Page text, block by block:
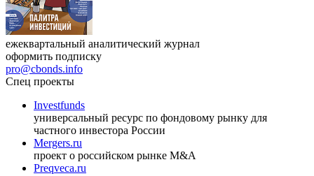
ежеквартальный аналитический журнал
оформить подписку
pro@cbonds.info
Спец проекты
Investfunds
универсальный ресурс по фондовому рынку для